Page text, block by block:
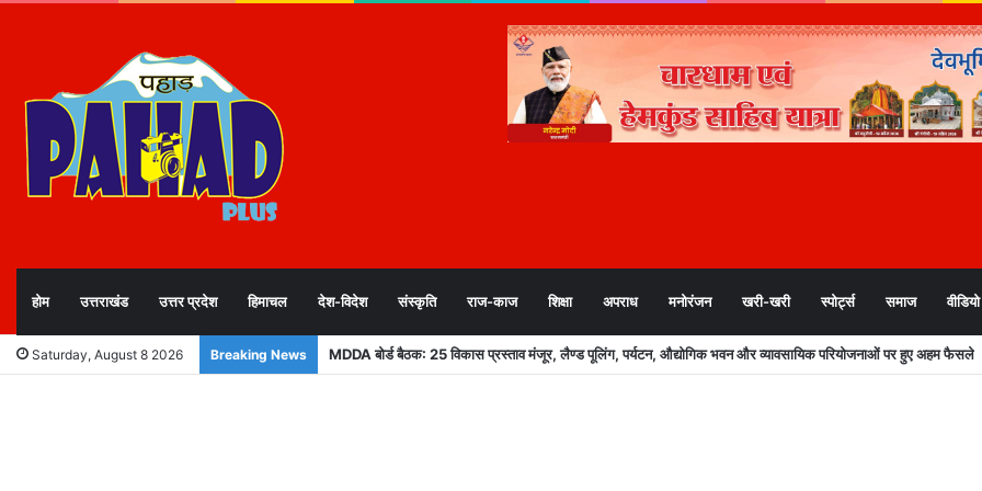
होम उत्तराखंड उत्तर प्रदेश हिमाचल देश-विदेश संस्कृति राज-काज शिक्षा अपराध मनोरंजन खरी-खरी स्पोर्ट्स समाज वीडियो
Saturday, August 8 2026 Breaking News MDDA बोर्ड बैठक: 25 विकास प्रस्ताव मंजूर, लैण्ड पूलिंग, पर्यटन, औद्योगिक भवन और व्यावसायिक परियोजनाओं पर हुए अहम फैसले